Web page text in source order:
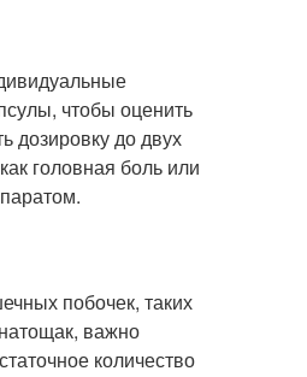
чтобы оценить
дозировку до двух
головная боль или
побочек, таких
важно
количество